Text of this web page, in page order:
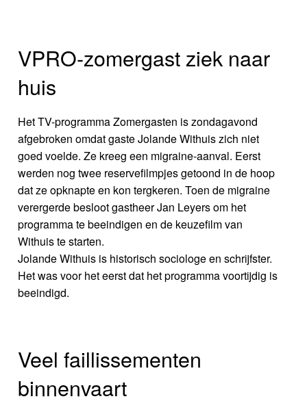
VPRO-zomergast ziek naar
huis
Het TV-programma Zomergasten is zondagavond
afgebroken omdat gaste Jolande Withuis zich niet
goed voelde. Ze kreeg een migraine-aanval. Eerst
werden nog twee reservefilmpjes getoond in de hoop
dat ze opknapte en kon tergkeren. Toen de migraine
verergerde besloot gastheer Jan Leyers om het
programma te beeindigen en de keuzefilm van
Withuis te starten.
Jolande Withuis is historisch sociologe en schrijfster.
Het was voor het eerst dat het programma voortijdig is
beeindigd.
Veel faillissementen
binnenvaart